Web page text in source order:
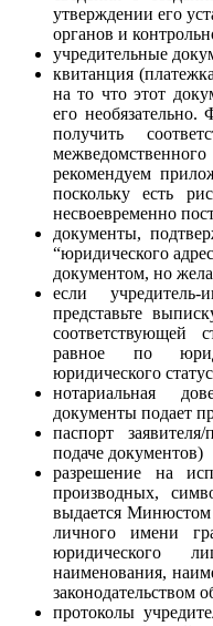
утверждении его
органов и
учредительные
квитанция
на то что этот
его
получить
рекомендуем
поскольку есть
несвоевременно
документы,
“юридического
документом, но
если учредитель-
представьте
соответствующей
равное по
юридического
нотариальная
документы подает
паспорт
подаче документов)
разрешение на
производных,
выдается Минюстом
личного имени
юридического
наименования,
законодательством
протоколы